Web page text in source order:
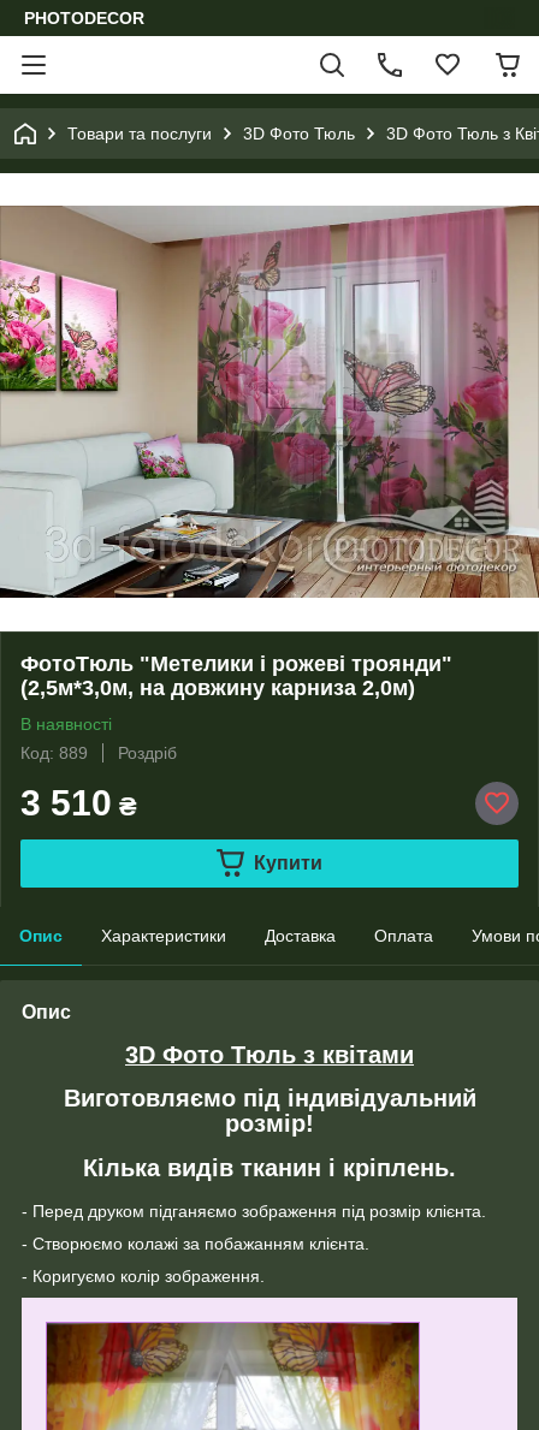
PHOTODECOR
Товари та послуги 3D Фото Тюль 3D Фото Тюль з
ФотоТюль "Метелики і рожеві троянди"
(2,5м*3,0м, на довжину карниза 2,0м)
В наявності
Код: 889
Роздріб
3 510 ₴
Купити
Опис Характеристики Доставка Оплата Умови
Опис
3D Фото Тюль з квітами
Виготовляємо під індивідуальний
розмір!
Кілька видів тканин і кріплень.
- Перед друком підганяємо зображення під розмір клієнта.
- Створюємо колажі за побажанням клієнта.
- Коригуємо колір зображення.